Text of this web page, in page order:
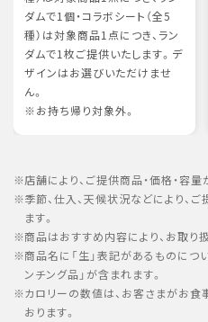
ダムで1個・コラボシート（全5
種）は対象商品1点につき、ラン
ダムで1枚ご提供いたします。デ
ザインはお選びいただけませ
ん。
※お持ち帰り対象外。
店舗により、ご提供商品・価格・容
季節、仕入、天候状況などにより、
ます。
商品はおすすめ内容により、お取り
商品名に「生」表記があるものにつ
ンチング品」が含まれます。
カロリーの数値は、お客さまがお
おります。